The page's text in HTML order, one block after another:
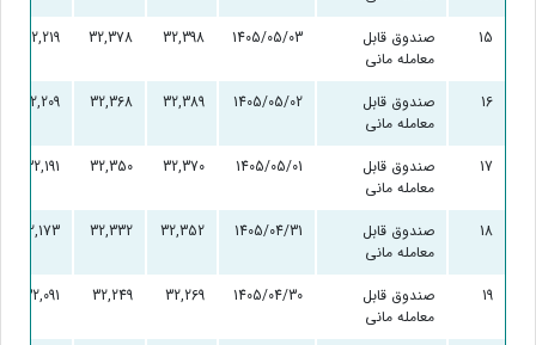
15
صندوق قابل
معامله مانی
1405/05/03
32,398
32,378
32,219
16
صندوق قابل
معامله مانی
1405/05/02
32,389
32,368
32,209
17
صندوق قابل
معامله مانی
1405/05/01
32,370
32,350
32,191
18
صندوق قابل
معامله مانی
1405/04/31
32,352
32,332
32,173
19
صندوق قابل
معامله مانی
1405/04/30
32,269
32,249
32,091